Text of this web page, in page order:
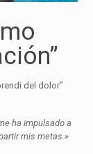
del dolor”
ha impulsado a
mis metas.»